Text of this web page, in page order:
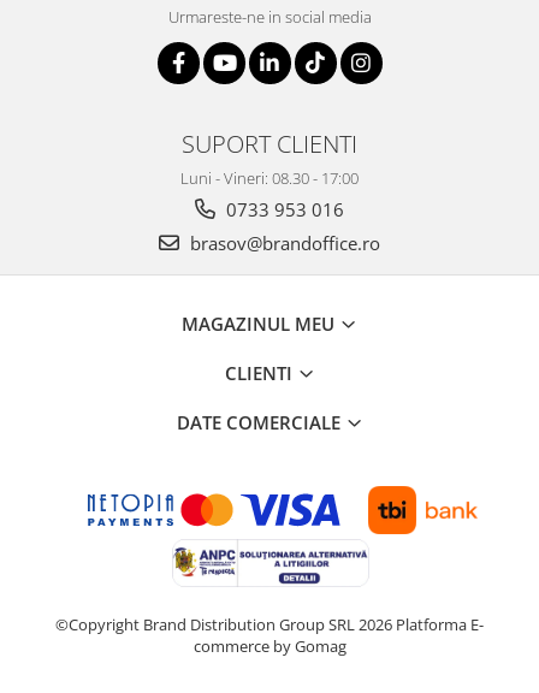
Calculatoare de birou
Distrugatoare documente
Scaune, birouri si produse
Masini de legat, indosariat si
Cafea, ceai, zahar, lapte
Decor si interior
Seturi si accesorii pentru vin
Rucsacuri si articole de calatorie
Rucsacuri
Trollere, genti si accesorii de voiaj
Urmareste-ne in social media
SUPORT CLIENTI
Luni - Vineri: 08.30 - 17:00
0733 953 016
brasov@brandoffice.ro
MAGAZINUL MEU
CLIENTI
DATE COMERCIALE
©Copyright Brand Distribution Group SRL 2026 Platforma E-
commerce by Gomag